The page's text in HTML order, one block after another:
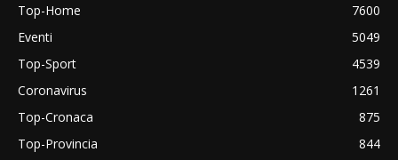
Top-Home
7600
Eventi
5049
Top-Sport
4539
Coronavirus
1261
Top-Cronaca
875
Top-Provincia
844